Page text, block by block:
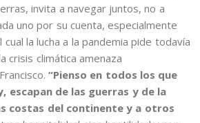
invita a navegar juntos, no a
uno por su cuenta, especialmente
la lucha a la pandemia pide todavía
crisis climática amenaza
“Pienso en todos los que
escapan de las guerras y de la
costas del continente y a otros